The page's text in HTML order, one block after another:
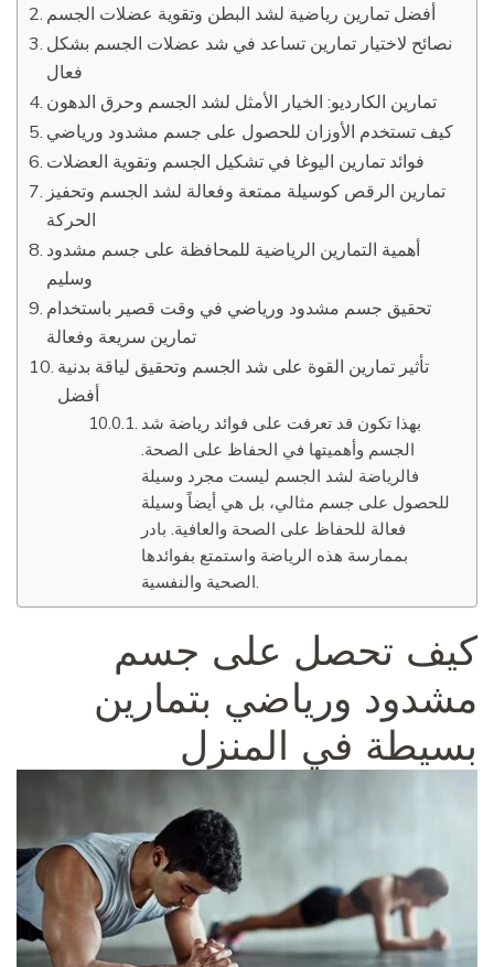
أفضل تمارين رياضية لشد البطن وتقوية عضلات الجسم
نصائح لاختيار تمارين تساعد في شد عضلات الجسم بشكل
فعال
تمارين الكارديو: الخيار الأمثل لشد الجسم وحرق الدهون
كيف تستخدم الأوزان للحصول على جسم مشدود ورياضي
فوائد تمارين اليوغا في تشكيل الجسم وتقوية العضلات
تمارين الرقص كوسيلة ممتعة وفعالة لشد الجسم وتحفيز
الحركة
أهمية التمارين الرياضية للمحافظة على جسم مشدود
وسليم
تحقيق جسم مشدود ورياضي في وقت قصير باستخدام
تمارين سريعة وفعالة
تأثير تمارين القوة على شد الجسم وتحقيق لياقة بدنية
أفضل
بهذا تكون قد تعرفت على فوائد رياضة شد
الجسم وأهميتها في الحفاظ على الصحة.
فالرياضة لشد الجسم ليست مجرد وسيلة
للحصول على جسم مثالي، بل هي أيضاً وسيلة
فعالة للحفاظ على الصحة والعافية. بادر
بممارسة هذه الرياضة واستمتع بفوائدها
الصحية والنفسية.
كيف تحصل على جسم
مشدود ورياضي بتمارين
بسيطة في المنزل